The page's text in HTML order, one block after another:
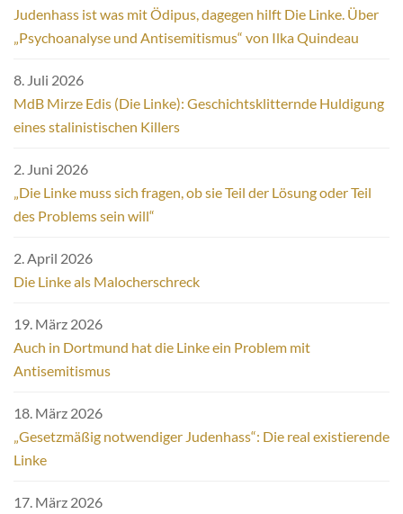
Judenhass ist was mit Ödipus, dagegen hilft Die Linke. Über
„Psychoanalyse und Antisemitismus“ von Ilka Quindeau
8. Juli 2026
MdB Mirze Edis (Die Linke): Geschichtsklitternde Huldigung
eines stalinistischen Killers
2. Juni 2026
„Die Linke muss sich fragen, ob sie Teil der Lösung oder Teil
des Problems sein will“
2. April 2026
Die Linke als Malocherschreck
19. März 2026
Auch in Dortmund hat die Linke ein Problem mit
Antisemitismus
18. März 2026
„Gesetzmäßig notwendiger Judenhass“: Die real existierende
Linke
17. März 2026